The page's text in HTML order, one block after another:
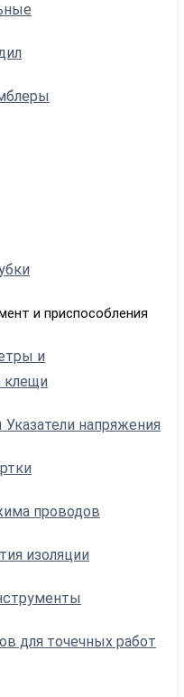
и приспособления
и
клещи
напряжения
проводов
изоляции
для точечных работ